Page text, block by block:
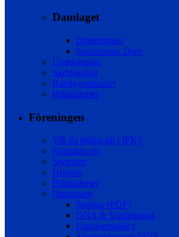
Damlaget
Damtruppen
Spelschema Dam
Ungdomslag
Skridskokul
Bandygymnasiet
Bildgallerier
Föreningen
Vill du hjälpa till i IFK?
Kontakta oss
Styrelsen
Historia
Bildgallerier
Dokument
Stadgar (PDF)
DNA & Värdegrund
Ungdomspolicy